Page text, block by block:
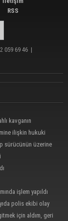
RSS
059 69 46 |
kavganın
ilişkin hukuki
sürücünün üzerine
işlem yapıldı
polis ekibi olay
için aldım, geri